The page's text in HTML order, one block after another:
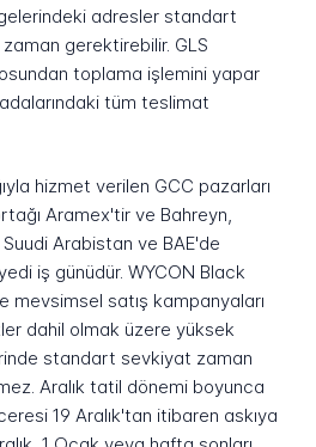
adresler standart
gerektirebilir. GLS
toplama işlemini yapar
tüm teslimat
hizmet verilen GCC pazarları
Aramex'tir ve Bahreyn,
Arabistan ve BAE'de
iş günüdür. WYCON Black
mevsimsel satış kampanyaları
dahil olmak üzere yüksek
standart sevkiyat zaman
Aralık tatil dönemi boyunca
19 Aralık'tan itibaren askıya